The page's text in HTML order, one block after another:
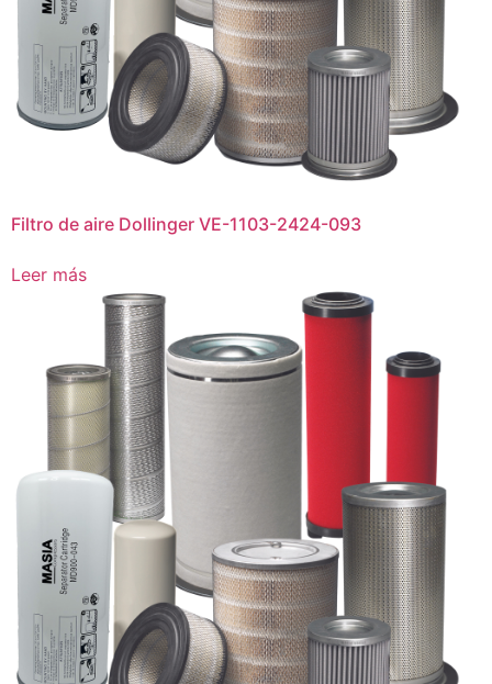
Filtro de aire Dollinger VE-1103-2424-093
Leer más